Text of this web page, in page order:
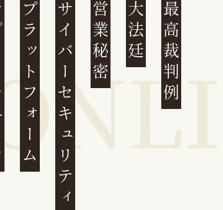
プラットフォームサイバーセキュリティ 営業秘密 大法廷 最高裁判例